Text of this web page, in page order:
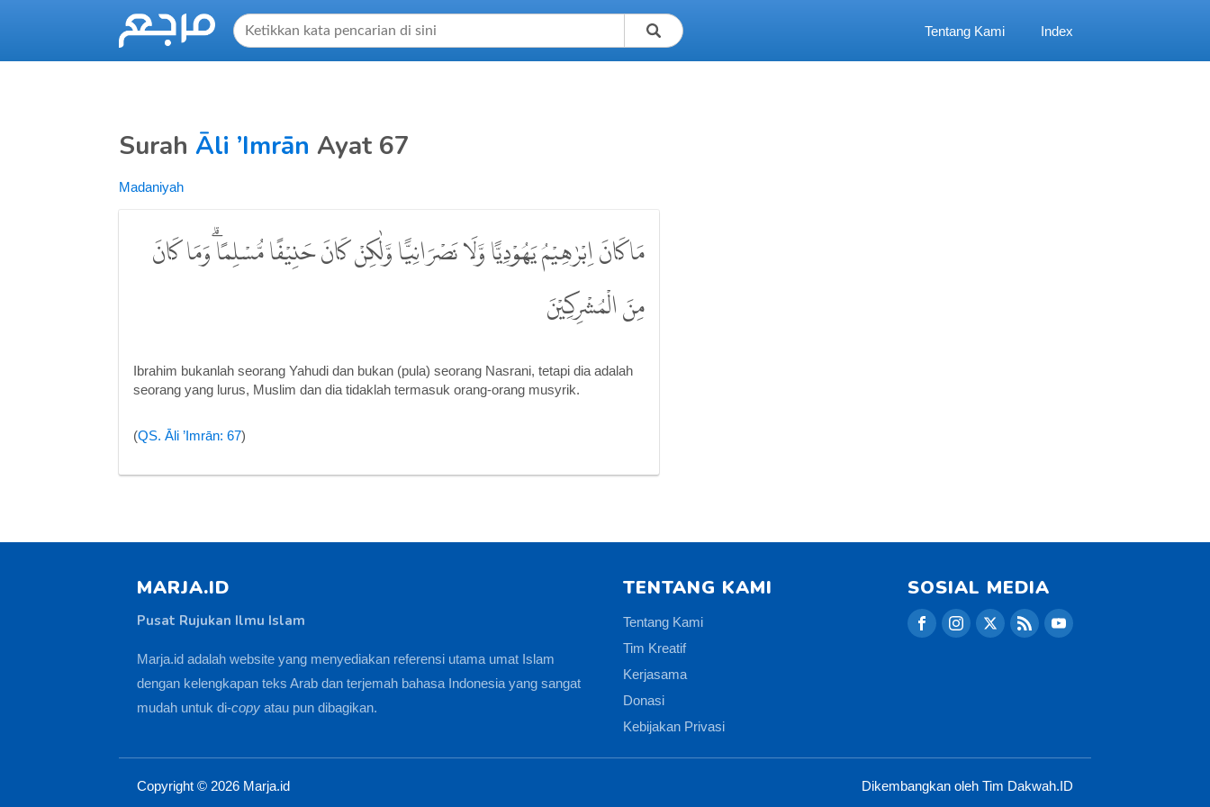
Tentang Kami Index
Surah Āli ’Imrān Ayat 67
Madaniyah
مَاكَانَ اِبْرٰهِيْمُ يَهُوْدِيًّا وَّلَا نَصْرَانِيًّا وَّلٰكِنْ كَانَ حَنِيْفًا مُّسْلِمًاۗ وَمَا كَانَ
مِنَ الْمُشْرِكِيْنَ
Ibrahim bukanlah seorang Yahudi dan bukan (pula) seorang Nasrani, tetapi dia adalah
seorang yang lurus, Muslim dan dia tidaklah termasuk orang-orang musyrik.
(QS. Āli ’Imrān: 67)
MARJA.ID
Pusat Rujukan Ilmu Islam
Marja.id adalah website yang menyediakan referensi utama umat Islam
dengan kelengkapan teks Arab dan terjemah bahasa Indonesia yang sangat
mudah untuk di-copy atau pun dibagikan.
TENTANG KAMI
Tentang Kami
Tim Kreatif
Kerjasama
Donasi
Kebijakan Privasi
SOSIAL MEDIA
Copyright © 2026 Marja.id Dikembangkan oleh Tim Dakwah.ID